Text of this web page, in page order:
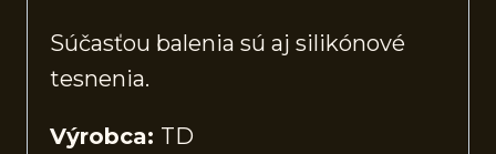
Súčasťou balenia sú aj silikónové
tesnenia.
Výrobca: TD